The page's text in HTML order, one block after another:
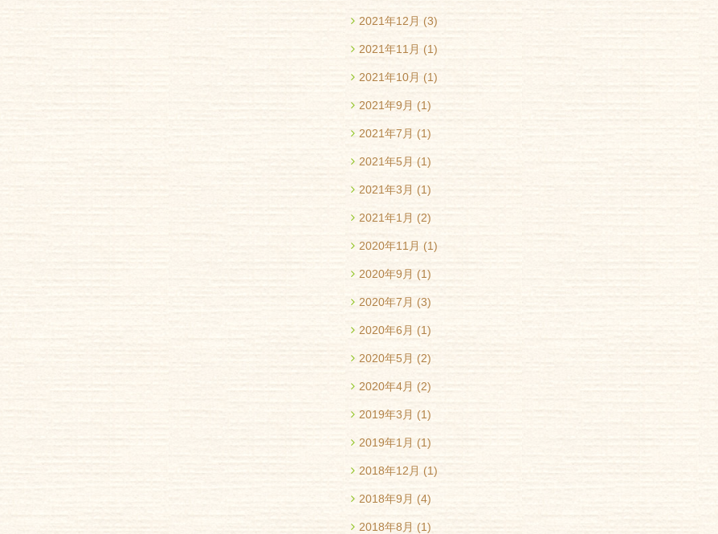
2021年12月 (3)
2021年11月 (1)
2021年10月 (1)
2021年9月 (1)
2021年7月 (1)
2021年5月 (1)
2021年3月 (1)
2021年1月 (2)
2020年11月 (1)
2020年9月 (1)
2020年7月 (3)
2020年6月 (1)
2020年5月 (2)
2020年4月 (2)
2019年3月 (1)
2019年1月 (1)
2018年12月 (1)
2018年9月 (4)
2018年8月 (1)